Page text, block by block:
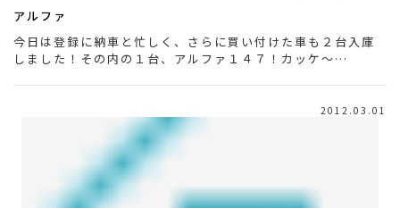
アルファ
今日は登録に納車と忙しく、さらに買い付けた車も２台入庫
しました！その内の１台、アルファ１４７！カッケ～…
2012.03.01